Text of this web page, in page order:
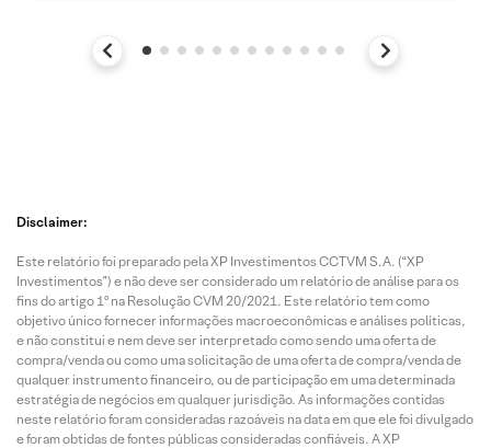
Disclaimer:
Este relatório foi preparado pela XP Investimentos CCTVM S.A. (“XP
Investimentos”) e não deve ser considerado um relatório de análise para os
fins do artigo 1º na Resolução CVM 20/2021. Este relatório tem como
objetivo único fornecer informações macroeconômicas e análises políticas,
e não constitui e nem deve ser interpretado como sendo uma oferta de
compra/venda ou como uma solicitação de uma oferta de compra/venda de
qualquer instrumento financeiro, ou de participação em uma determinada
estratégia de negócios em qualquer jurisdição. As informações contidas
neste relatório foram consideradas razoáveis na data em que ele foi divulgado
e foram obtidas de fontes públicas consideradas confiáveis. A XP